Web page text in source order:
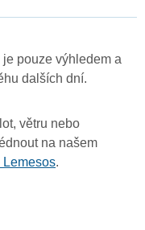
pouze výhledem a
dalších dní.
větru nebo
na našem
Lemesos.